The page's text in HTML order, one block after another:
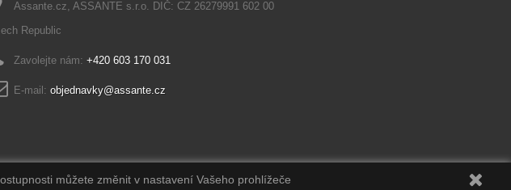
můžete změnit v nastavení Vašeho prohlížeče
Assante.cz, ASSANTE s.r.o. DIČ: CZ 26279991 602 00
Republic
Zavolejte nám: +420 603 170 031
E-mail: objednavky@assante.cz